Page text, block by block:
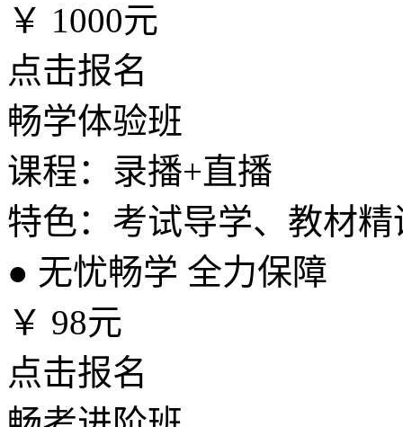
￥ 1000元
点击报名
畅学体验班
课程：录播+直播
特色：考试导学、教材
● 无忧畅学 全力保障
￥ 98元
点击报名